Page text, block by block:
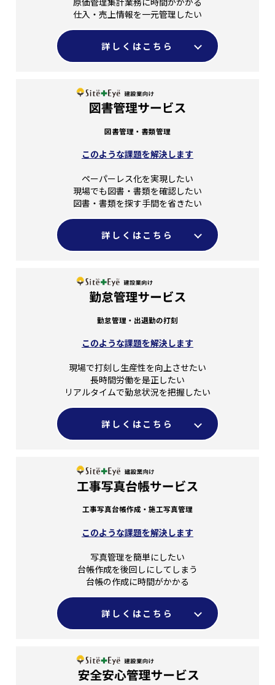
仕入・売上情報を一元管理したい
詳しくはこちら
図書管理・書類管理
このような課題を解決します
ペーパーレス化を実現したい
現場でも図書・書類を確認したい
図書・書類を探す手間を省きたい
詳しくはこちら
勤怠管理・出退勤の打刻
このような課題を解決します
現場で打刻し生産性を向上させたい
長時間労働を是正したい
リアルタイムで勤怠状況を把握したい
詳しくはこちら
工事写真台帳作成・施工写真管理
このような課題を解決します
写真管理を簡単にしたい
台帳作成を後回しにしてしまう
台帳の作成に時間がかかる
詳しくはこちら